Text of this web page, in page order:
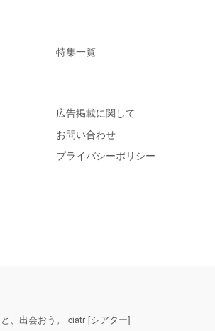
特集一覧
広告掲載に関して
お問い合わせ
プライバシーポリシー
、出会おう。 ciatr [シアター]